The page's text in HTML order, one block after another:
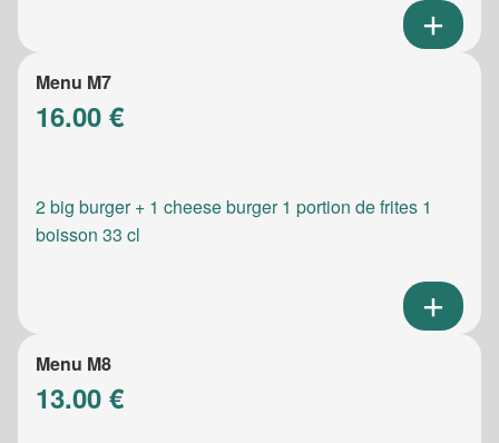
Menu M7
16.00 €
2 big burger + 1 cheese burger 1 portion de frites 1
boisson 33 cl
Menu M8
13.00 €